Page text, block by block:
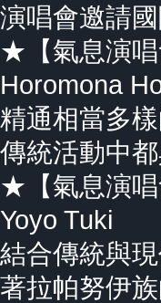
演唱會邀請
★【氣息演唱
Horomona
精通相當多
傳統活動中
★【氣息演唱
Yoyo Tuki
結合傳統與
著拉帕努伊族